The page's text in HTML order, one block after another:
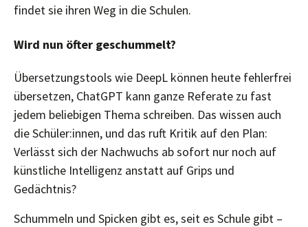
findet sie ihren Weg in die Schulen.
Wird nun öfter geschummelt?
Übersetzungstools wie DeepL können heute fehlerfrei
übersetzen, ChatGPT kann ganze Referate zu fast
jedem beliebigen Thema schreiben. Das wissen auch
die Schüler:innen, und das ruft Kritik auf den Plan:
Verlässt sich der Nachwuchs ab sofort nur noch auf
künstliche Intelligenz anstatt auf Grips und
Gedächtnis?
Schummeln und Spicken gibt es, seit es Schule gibt –